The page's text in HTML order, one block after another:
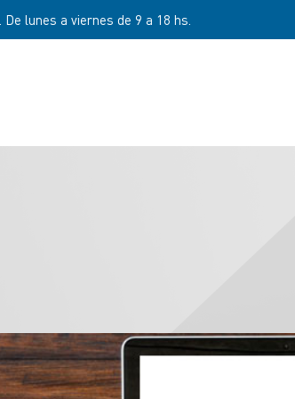
. De lunes a viernes de 9 a 18 hs.